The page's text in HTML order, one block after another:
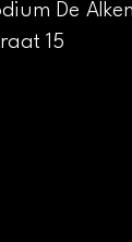
De
15